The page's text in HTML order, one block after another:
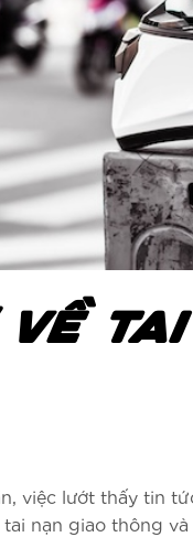
VỀ
việc lướt thấy tin
nạn giao thông